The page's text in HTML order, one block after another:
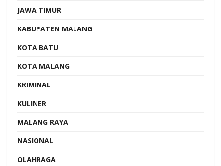
JAWA TIMUR
KABUPATEN MALANG
KOTA BATU
KOTA MALANG
KRIMINAL
KULINER
MALANG RAYA
NASIONAL
OLAHRAGA